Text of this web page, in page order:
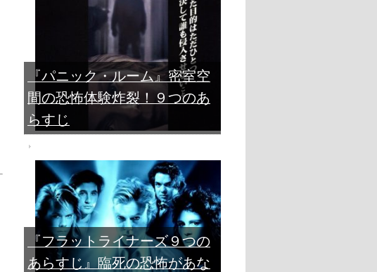
『パニック・ルーム』密室空
間の恐怖体験炸裂！９つのあ
らすじ
『フラットライナーズ９つの
あらすじ』臨死の恐怖があな